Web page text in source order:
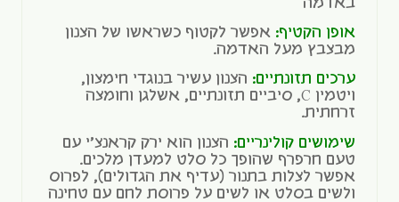
באדמה
אופן הקטיף: אפשר לקטוף כשראשו של הצנון
מבצבץ מעל האדמה.
ערכים תזונתיים: הצנון עשיר בנוגדי חימצון,
ויטמין C, סיביים תזונתיים, אשלגן וחומצה
זרחתית.
שימושים קולינריים: הצנון הוא ירק קראנצ'י עם
טעם חרפרף שהופך כל סלט למעדן מלכים.
אפשר לצלות בתנור (עדיף את הגדולים), לפרוס
ולשים בסלט או לשים על פרוסת לחם עם טחינה